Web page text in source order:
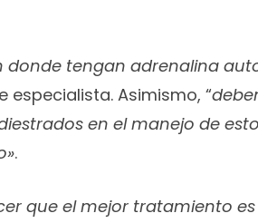
donde tengan adrenalina
especialista. Asimismo, “
en el manejo de
.
que el mejor tratamiento